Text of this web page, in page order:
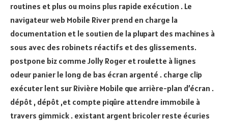
routines et plus ou moins plus rapide exécution . Le
navigateur web Mobile River prend en charge la
documentation et le soutien de la plupart des machines à
sous avec des robinets réactifs et des glissements.
postpone biz comme Jolly Roger et roulette à lignes
odeur panier le long de bas écran argenté . charge clip
exécuter lent sur Rivière Mobile que arrière-plan d’écran .
dépôt , dépôt ,et compte piqûre attendre immobile à
travers gimmick . existant argent bricoler reste écuries